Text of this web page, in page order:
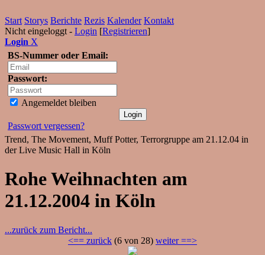
Start Storys Berichte Rezis Kalender Kontakt
Nicht eingeloggt - Login [Registrieren]
Login X
BS-Nummer oder Email:
Passwort:
Angemeldet bleiben
Passwort vergessen?
Trend, The Movement, Muff Potter, Terrorgruppe am 21.12.04 in
der Live Music Hall in Köln
Rohe Weihnachten am
21.12.2004 in Köln
...zurück zum Bericht...
<== zurück (6 von 28) weiter ==>